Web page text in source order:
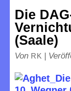
Die
(Saale)
Von RK |